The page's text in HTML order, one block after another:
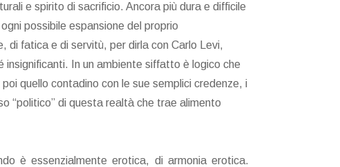
e spirito di sacrificio. Ancora più dura e difficile
possibile espansione del proprio
di fatica e di servitù, per dirla con Carlo Levi,
insignificanti. In un ambiente siffatto è logico che
quello contadino con le sue semplici credenze, i
“politico” di questa realtà che trae alimento
è essenzialmente erotica, di armonia erotica.